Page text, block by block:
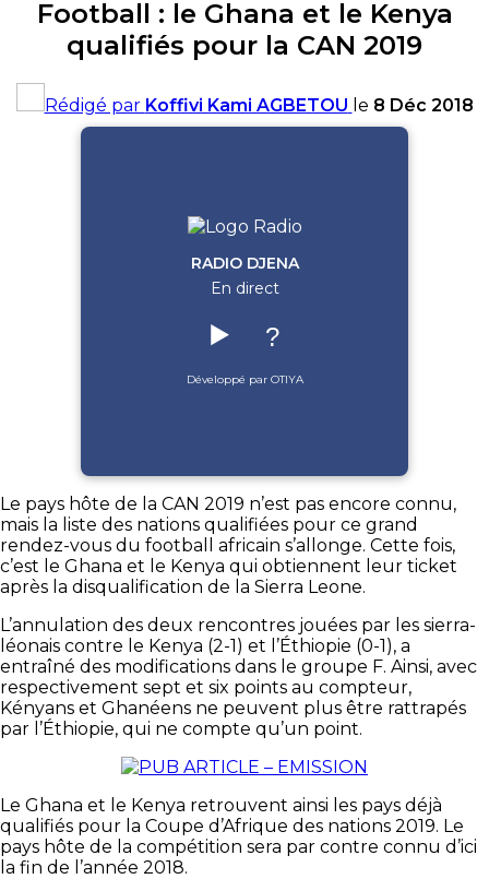
Football : le Ghana et le Kenya
qualifiés pour la CAN 2019
Rédigé par Koffivi Kami AGBETOU le 8 Déc 2018
RADIO DJENA
En direct
▶️ ?
Développé par OTIYA
Le pays hôte de la CAN 2019 n’est pas encore connu,
mais la liste des nations qualifiées pour ce grand
rendez-vous du football africain s’allonge. Cette fois,
c’est le Ghana et le Kenya qui obtiennent leur ticket
après la disqualification de la Sierra Leone.
L’annulation des deux rencontres jouées par les sierra-
léonais contre le Kenya (2-1) et l’Éthiopie (0-1), a
entraîné des modifications dans le groupe F. Ainsi, avec
respectivement sept et six points au compteur,
Kényans et Ghanéens ne peuvent plus être rattrapés
par l’Éthiopie, qui ne compte qu’un point.
Le Ghana et le Kenya retrouvent ainsi les pays déjà
qualifiés pour la Coupe d’Afrique des nations 2019. Le
pays hôte de la compétition sera par contre connu d’ici
la fin de l’année 2018.